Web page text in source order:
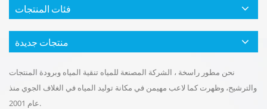
فئات المنتجات
منتجات جديدة
نحن مطور راسخة ، الشركة المصنعة للمياه تنقية المياه وبرودة المنتجات
والترشيح، وظهرت كما لاعب مهيمن في مكانة توليد المياه في الغلاف الجوي منذ
عام 2001.